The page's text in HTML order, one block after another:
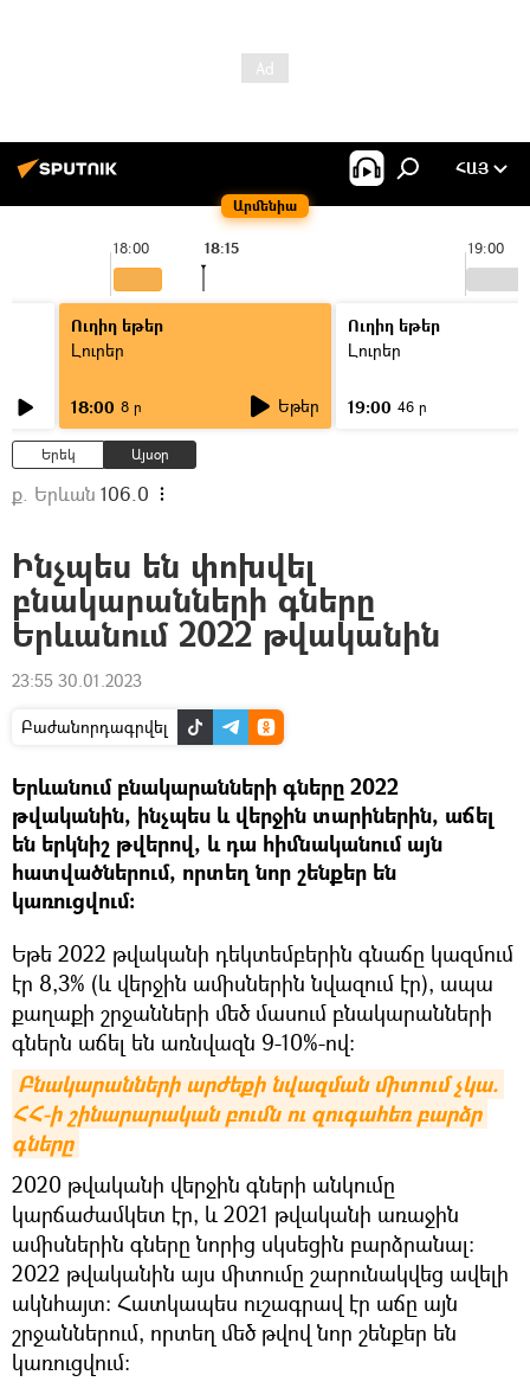
Արմենիա
ՀԱՅ
18:00 19:00
18:15
Ուղիղ եթեր
Լուրեր
18:00 8 ր Եթեր
Ուղիղ եթեր
Լուրեր
19:00 46 ր
Երեկ Այսօր
ք. Երևան 106.0
Ինչպես են փոխվել
բնակարանների գները
Երևանում 2022 թվականին
23:55 30.01.2023
Բաժանորդագրվել
Երևանում բնակարանների գները 2022
թվականին, ինչպես և վերջին տարիներին, աճել
են երկնիշ թվերով, և դա հիմնականում այն
հատվածներում, որտեղ նոր շենքեր են
կառուցվում։
Եթե 2022 թվականի դեկտեմբերին գնաճը կազմում
էր 8,3% (և վերջին ամիսներին նվազում էր), ապա
քաղաքի շրջանների մեծ մասում բնակարանների
գներն աճել են առնվազն 9-10%-ով։
Բնակարանների արժեքի նվազման միտում չկա.
ՀՀ-ի շինարարական բումն ու զուգահեռ բարձր
գները
2020 թվականի վերջին գների անկումը
կարճաժամկետ էր, և 2021 թվականի առաջին
ամիսներին գները նորից սկսեցին բարձրանալ։
2022 թվականին այս միտումը շարունակվեց ավելի
ակնհայտ։ Հատկապես ուշագրավ էր աճը այն
շրջաններում, որտեղ մեծ թվով նոր շենքեր են
կառուցվում։